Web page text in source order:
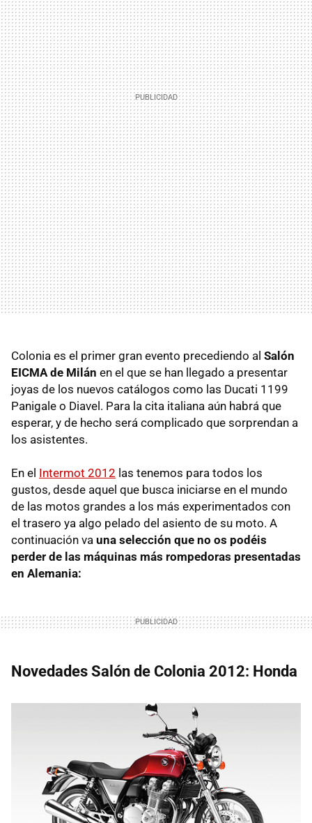
Colonia es el primer gran evento precediendo al Salón
EICMA de Milán en el que se han llegado a presentar
joyas de los nuevos catálogos como las Ducati 1199
Panigale o Diavel. Para la cita italiana aún habrá que
esperar, y de hecho será complicado que sorprendan a
los asistentes.
En el Intermot 2012 las tenemos para todos los
gustos, desde aquel que busca iniciarse en el mundo
de las motos grandes a los más experimentados con
el trasero ya algo pelado del asiento de su moto. A
continuación va una selección que no os podéis
perder de las máquinas más rompedoras presentadas
en Alemania:
Novedades Salón de Colonia 2012: Honda